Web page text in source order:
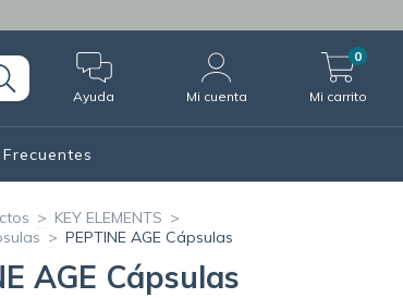
Ayuda Mi cuenta Mi carrito
0
> KEY ELEMENTS >
> PEPTINE AGE Cápsulas
AGE Cápsulas